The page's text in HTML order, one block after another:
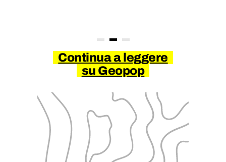
Continua a leggere
su Geopop